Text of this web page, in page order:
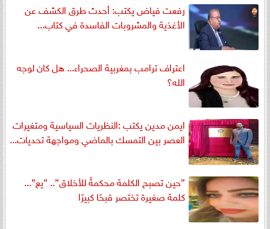
رفعت فياض يكتب: أحدث طرق الكشف عن
الأغذية والمشروبات الفاسدة في كتاب...
اعتراف ترامب بمغربية الصحراء... هل كان لوجه
الله؟
ايمن مدين يكتب :النظريات السياسية ومتغيرات
العصر بين التمسك بالماضي ومواجهة تحديات...
”حين تصبح الكلمة محكمةً للأخلاق”.. ”يع”...
كلمة صغيرة تختصر قبحًا كبيرًا